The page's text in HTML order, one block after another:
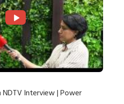
NDTV Interview | Power